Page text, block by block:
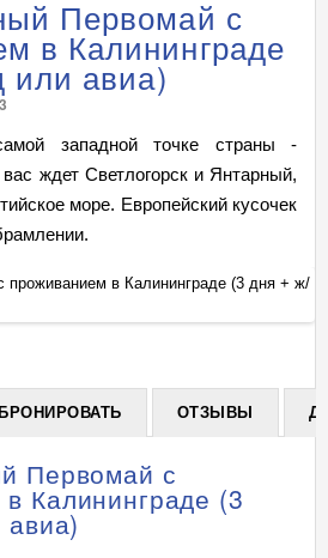
Первомай с
в Калининграде
или авиа)
западной точке страны -
ждет Светлогорск и Янтарный,
море. Европейский кусочек
+
проживанием в Калининграде (3 дня + ж/
ОТЗЫВЫ
Первомай с
Калининграде (3